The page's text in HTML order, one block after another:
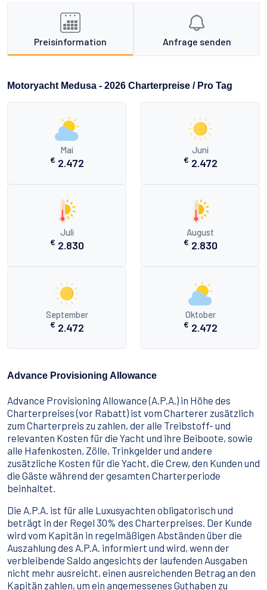
Preisinformation Anfrage senden
Motoryacht Medusa - 2026 Charterpreise / Pro Tag
Mai
€ 2.472
Juni
€ 2.472
Juli
€ 2.830
August
€ 2.830
September
€ 2.472
Oktober
€ 2.472
Advance Provisioning Allowance
Advance Provisioning Allowance (A.P.A.) in Höhe des
Charterpreises (vor Rabatt) ist vom Charterer zusätzlich
zum Charterpreis zu zahlen, der alle Treibstoff- und
relevanten Kosten für die Yacht und ihre Beiboote, sowie
alle Hafenkosten, Zölle, Trinkgelder und andere
zusätzliche Kosten für die Yacht, die Crew, den Kunden und
die Gäste während der gesamten Charterperiode
beinhaltet.
Die A.P.A. ist für alle Luxusyachten obligatorisch und
beträgt in der Regel 30% des Charterpreises. Der Kunde
wird vom Kapitän in regelmäßigen Abständen über die
Auszahlung des A.P.A. informiert und wird, wenn der
verbleibende Saldo angesichts der laufenden Ausgaben
nicht mehr ausreicht, einen ausreichenden Betrag an den
Kapitän zahlen, um ein angemessenes Guthaben zu